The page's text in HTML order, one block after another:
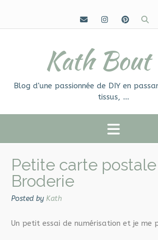
content
Kath
Blog d'une passionnée de DIY en
tissus, …
Petite carte
Broderie
Posted by Kath
Un petit essai de numérisation et je me